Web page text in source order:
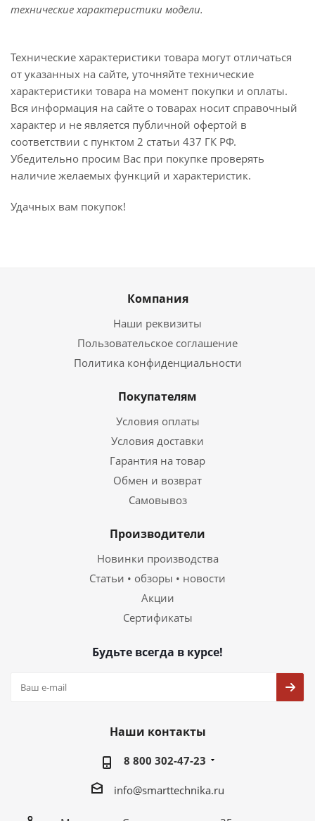
технические характеристики модели.
Технические характеристики товара могут отличаться
от указанных на сайте, уточняйте технические
характеристики товара на момент покупки и оплаты.
Вся информация на сайте о товарах носит справочный
характер и не является публичной офертой в
соответствии с пунктом 2 статьи 437 ГК РФ.
Убедительно просим Вас при покупке проверять
наличие желаемых функций и характеристик.
Удачных вам покупок!
Компания
Наши реквизиты
Пользовательское соглашение
Политика конфиденциальности
Покупателям
Условия оплаты
Условия доставки
Гарантия на товар
Обмен и возврат
Самовывоз
Производители
Новинки производства
Статьи • обзоры • новости
Акции
Сертификаты
Будьте всегда в курсе!
Наши контакты
8 800 302-47-23
info@smarttechnika.ru